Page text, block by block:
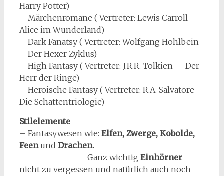
Harry Potter)
– Märchenromane ( Vertreter: Lewis Carroll –
Alice im Wunderland)
– Dark Fanatsy ( Vertreter: Wolfgang Hohlbein
– Der Hexer Zyklus)
– High Fantasy ( Vertreter: J.R.R. Tolkien – Der
Herr der Ringe)
– Heroische Fantasy ( Vertreter: R.A. Salvatore –
Die Schattentriologie)
Stilelemente
– Fantasywesen wie: Elfen, Zwerge, Kobolde,
Feenund Drachen.
Ganz wichtig Einhörner
nicht zu vergessen und natürlich auch noch